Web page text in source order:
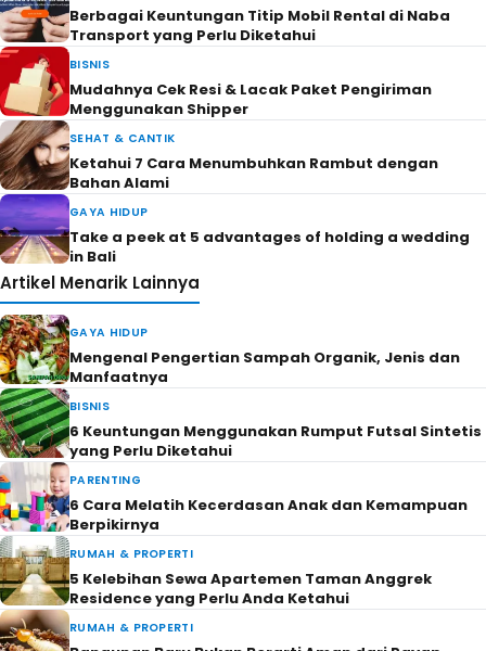
Berbagai Keuntungan Titip Mobil Rental di Naba
Transport yang Perlu Diketahui
BISNIS
Mudahnya Cek Resi & Lacak Paket Pengiriman
Menggunakan Shipper
SEHAT & CANTIK
Ketahui 7 Cara Menumbuhkan Rambut dengan
Bahan Alami
GAYA HIDUP
Take a peek at 5 advantages of holding a wedding
in Bali
Artikel Menarik Lainnya
GAYA HIDUP
Mengenal Pengertian Sampah Organik, Jenis dan
Manfaatnya
BISNIS
6 Keuntungan Menggunakan Rumput Futsal Sintetis
yang Perlu Diketahui
PARENTING
6 Cara Melatih Kecerdasan Anak dan Kemampuan
Berpikirnya
RUMAH & PROPERTI
5 Kelebihan Sewa Apartemen Taman Anggrek
Residence yang Perlu Anda Ketahui
RUMAH & PROPERTI